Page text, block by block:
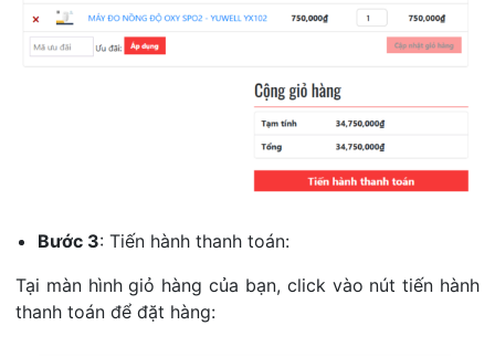
Bước 3: Tiến hành thanh toán:
Tại màn hình giỏ hàng của bạn, click vào nút tiến hành
thanh toán để đặt hàng: